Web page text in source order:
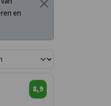
en
8,9